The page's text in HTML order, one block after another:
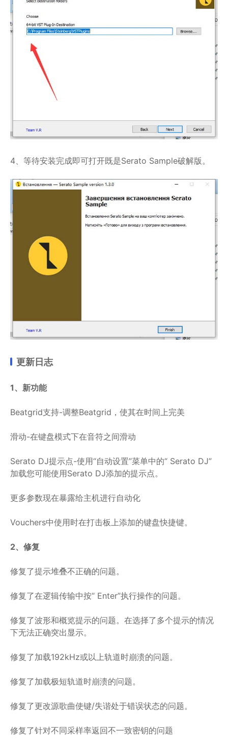
4、等待安装完成即可打开既是Serato Sample破解版。
更新日志
1、新功能
Beatgrid支持-调整Beatgrid，使其在时间上完美
滑动-在键盘模式下在音符之间滑动
Serato DJ提示点-使用“自动设置”菜单中的“ Serato DJ”
加载您可能使用Serato DJ添加的提示点。
更多参数现在暴露给主机进行自动化
Vouchers中使用时在打击板上添加的键盘快捷键。
2、修复
修复了提示堆叠不正确的问题。
修复了在逻辑传输中按“ Enter”执行操作的问题。
修复了波形和概览提示的问题。在选择了多个提示的情况
下无法正确突出显示。
修复了加载192kHz或以上轨道时崩溃的问题。
修复了加载极短轨道时崩溃的问题。
修复了更改源歌曲使键/失谐处于错误状态的问题。
修复了针对不同采样率返回不一致密钥的问题